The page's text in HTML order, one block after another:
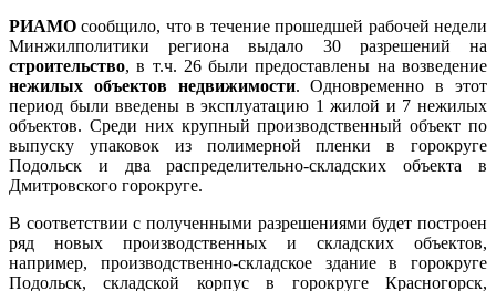
РИАМО сообщило, что в течение прошедшей рабочей недели
Минжилполитики региона выдало 30 разрешений на
строительство, в т.ч. 26 были предоставлены на возведение
нежилых объектов недвижимости. Одновременно в этот
период были введены в эксплуатацию 1 жилой и 7 нежилых
объектов. Среди них крупный производственный объект по
выпуску упаковок из полимерной пленки в горокруге
Подольск и два распределительно-складских объекта в
Дмитровского горокруге.
В соответствии с полученными разрешениями будет построен
ряд новых производственных и складских объектов,
например, производственно-складское здание в горокруге
Подольск, складской корпус в горокруге Красногорск,